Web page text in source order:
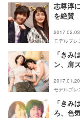
志尊淳
を絶賛
モデルプレ
「きみ
ン、肩
モデルプレ
「きみ
ろ、色